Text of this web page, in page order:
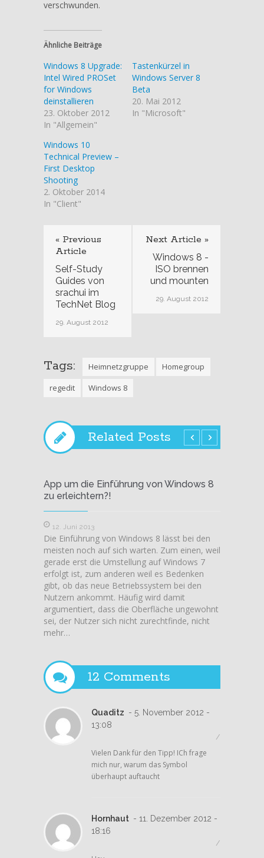
verschwunden.
Ähnliche Beiträge
Windows 8 Upgrade:
Intel Wired PROSet
for Windows
deinstallieren
23. Oktober 2012
In "Allgemein"
Tastenkürzel in
Windows Server 8
Beta
20. Mai 2012
In "Microsoft"
Windows 10
Technical Preview –
First Desktop
Shooting
2. Oktober 2014
In "Client"
« Previous
Article
Self-Study
Guides von
srachui im
TechNet Blog
29. August 2012
Next Article »
Windows 8 -
ISO brennen
und mounten
29. August 2012
Tags: Heimnetzgruppe
Homegroup
regedit
Windows 8
Related Posts
App um die Einführung von Windows 8
zu erleichtern?!
12. Juni 2013
Die Einführung von Windows 8 lässt bei den
meisten noch auf sich warten. Zum einen, weil
gerade erst die Umstellung auf Windows 7
erfolgt ist, zum anderen weil es Bedenken
gibt, ob das neue Betriebssystem bei den
Nutzern ankommt. Häufig wird damit
argumentiert, dass die Oberfläche ungewohnt
sei, der Nutzer sich nicht zurechtfinde, nicht
mehr…
12 Comments
Quaditz - 5. November 2012 -
13:08
/
Vielen Dank für den Tipp! ICh frage
mich nur, warum das Symbol
überhaupt auftaucht
Hornhaut - 11. Dezember 2012 -
18:16
/